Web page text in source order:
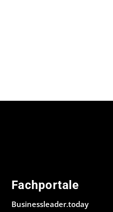
Fachportale
Businessleader.today